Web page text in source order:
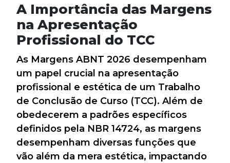
A Importância das Margens
na Apresentação
Profissional do TCC
As Margens ABNT 2026 desempenham
um papel crucial na apresentação
profissional e estética de um Trabalho
de Conclusão de Curso (TCC). Além de
obedecerem a padrões específicos
definidos pela NBR 14724, as margens
desempenham diversas funções que
vão além da mera estética, impactando